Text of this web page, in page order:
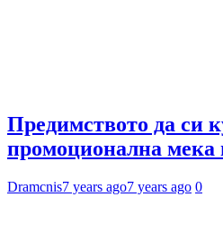
Предимството да си
промоционална мека
Dramcnis7 years ago7 years ago 0